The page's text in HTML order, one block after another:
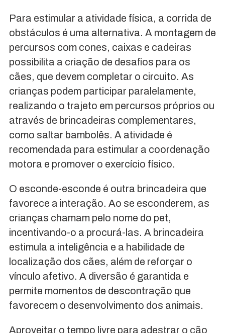
Para estimular a atividade física, a corrida de
obstáculos é uma alternativa. A montagem de
percursos com cones, caixas e cadeiras
possibilita a criação de desafios para os
cães, que devem completar o circuito. As
crianças podem participar paralelamente,
realizando o trajeto em percursos próprios ou
através de brincadeiras complementares,
como saltar bambolês. A atividade é
recomendada para estimular a coordenação
motora e promover o exercício físico.
O esconde-esconde é outra brincadeira que
favorece a interação. Ao se esconderem, as
crianças chamam pelo nome do pet,
incentivando-o a procurá-las. A brincadeira
estimula a inteligência e a habilidade de
localização dos cães, além de reforçar o
vínculo afetivo. A diversão é garantida e
permite momentos de descontração que
favorecem o desenvolvimento dos animais.
Aproveitar o tempo livre para adestrar o cão